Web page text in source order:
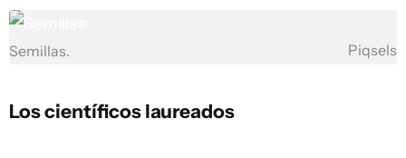
Semillas. Piqsels
Loscientíficoslaureados